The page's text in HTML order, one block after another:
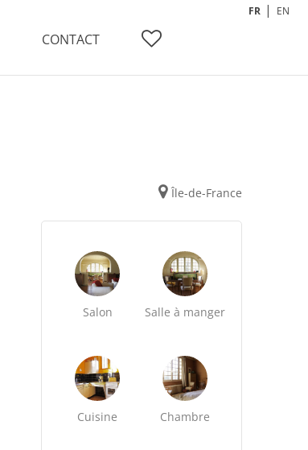
CONTACT
FR EN
Île-de-France
Salon Salle à manger
Cuisine Chambre